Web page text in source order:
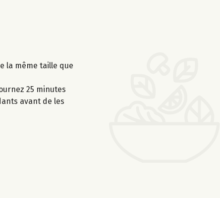
la même taille que
25 minutes
avant de les